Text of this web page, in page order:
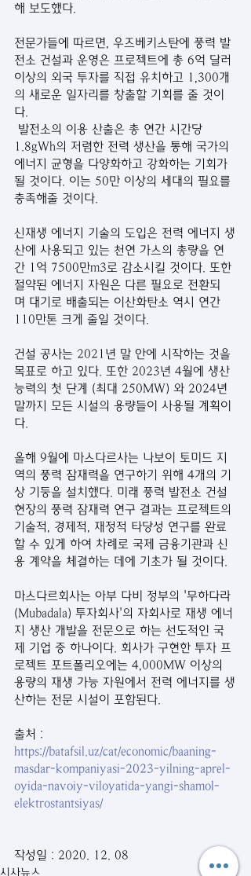
해 보도했다.
전문가들에 따르면, 우즈베키스탄에 풍력 발
전소 건설과 운영은 프로젝트에 총 6억 달러
이상의 외국 투자를 직접 유치하고 1,300개
의 새로운 일자리를 창출할 기회를 줄 것이
다.
발전소의 이용 산출은 총 연간 시간당
1.8gWh의 저렴한 전력 생산을 통해 국가의
에너지 균형을 다양화하고 강화하는 기회가
될 것이다. 이는 50만 이상의 세대의 필요를
충족해줄 것이다.
신재생 에너지 기술의 도입은 전력 에너지 생
산에 사용되고 있는 천연 가스의 총량을 연
간 1억 7500만m3로 감소시킬 것이다. 또한
절약된 에너지 자원은 다른 필요로 전환되
며 대기로 배출되는 이산화탄소 역시 연간
110만톤 크게 줄일 것이다.
건설 공사는 2021년 말 안에 시작하는 것을
목표로 하고 있다. 또한 2023년 4월에 생산
능력의 첫 단계 (최대 250MW) 와 2024년
말까지 모든 시설의 용량들이 사용될 계획이
다.
올해 9월에 마스다르사는 나보이 토미드 지
역의 풍력 잠재력을 연구하기 위해 4개의 기
상 기둥을 설치했다. 미래 풍력 발전소 건설
현장의 풍력 잠재력 연구 결과는 프로젝트의
기술적, 경제적, 재정적 타당성 연구를 완료
할 수 있게 하여 차례로 국제 금융기관과 신
용 계약을 체결하는 데에 기초가 될 것이다.
마스다르회사는 아부 다비 정부의 '무하다라
(Mubadala) 투자회사'의 자회사로 재생 에너
지 생산 개발을 전문으로 하는 선도적인 국
제 기업 중 하나이다. 회사가 구현한 투자 프
로젝트 포트폴리오에는 4,000MW 이상의
용량의 재생 가능 자원에서 전력 에너지를 생
산하는 전문 시설이 포함된다.
출처 :
https://batafsil.uz/cat/economic/baaning-
masdar-kompaniyasi-2023-yilning-aprel-
oyida-navoiy-viloyatida-yangi-shamol-
elektrostantsiyas/
작성일 : 2020. 12. 08
시사뉴스